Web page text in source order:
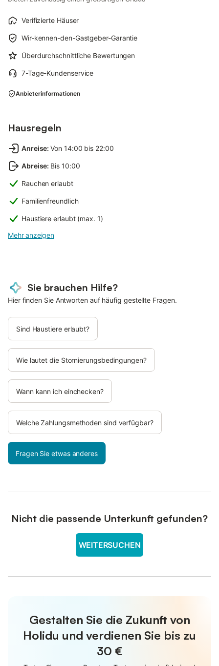
Verifizierte Häuser
Wir-kennen-den-Gastgeber-Garantie
Überdurchschnittliche Bewertungen
7-Tage-Kundenservice
Anbieterinformationen
Hausregeln
Anreise: Von 14:00 bis 22:00
Abreise: Bis 10:00
Rauchen erlaubt
Familienfreundlich
Haustiere erlaubt (max. 1)
Mehr anzeigen
Sie brauchen Hilfe?
Hier finden Sie Antworten auf häufig gestellte Fragen.
Sind Haustiere erlaubt?
Wie lautet die Stornierungsbedingungen?
Wann kann ich einchecken?
Welche Zahlungsmethoden sind verfügbar?
Fragen Sie etwas anderes
Nicht die passende Unterkunft gefunden?
WEITERSUCHEN
Gestalten Sie die Zukunft von
Holidu und verdienen Sie bis zu
30 €